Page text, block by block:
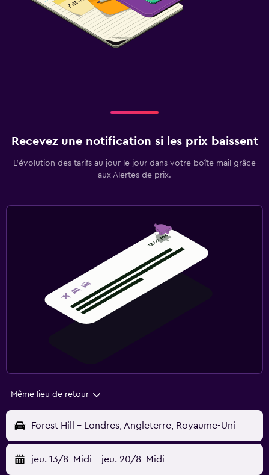
Recevez une notification si les prix baissent
L’évolution des tarifs au jour le jour dans votre boîte mail grâce
aux Alertes de prix.
Même lieu de retour
Forest Hill - Londres, Angleterre, Royaume-Uni
jeu. 13/8 Midi - jeu. 20/8 Midi